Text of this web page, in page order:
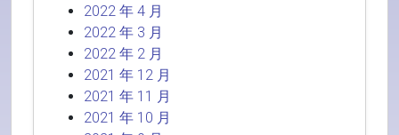
2022 年 4 月
2022 年 3 月
2022 年 2 月
2021 年 12 月
2021 年 11 月
2021 年 10 月